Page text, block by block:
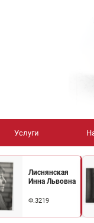
Услуги
Лиснянская
Инна Львовна
Ф.3219